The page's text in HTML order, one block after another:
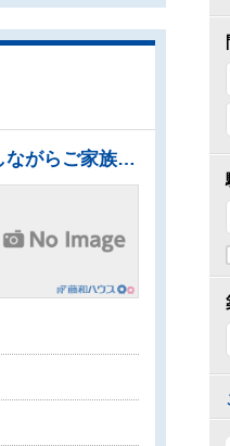
●大切なご家族の一員であるペットと一緒に暮らせるマンション！（細則有） ●家事をしながらご家族との会話も楽しめる対面キッチン ●全居室に収納スペースを設けた、収納重視の間取りとなっています。 ●浴室換気乾燥機は梅雨の時期等、なかなか乾かない洗濯物を干すのに役立ちます！ ●忙しい朝や遅い帰宅時にも嬉しい「ふじみ野」駅徒歩4分！